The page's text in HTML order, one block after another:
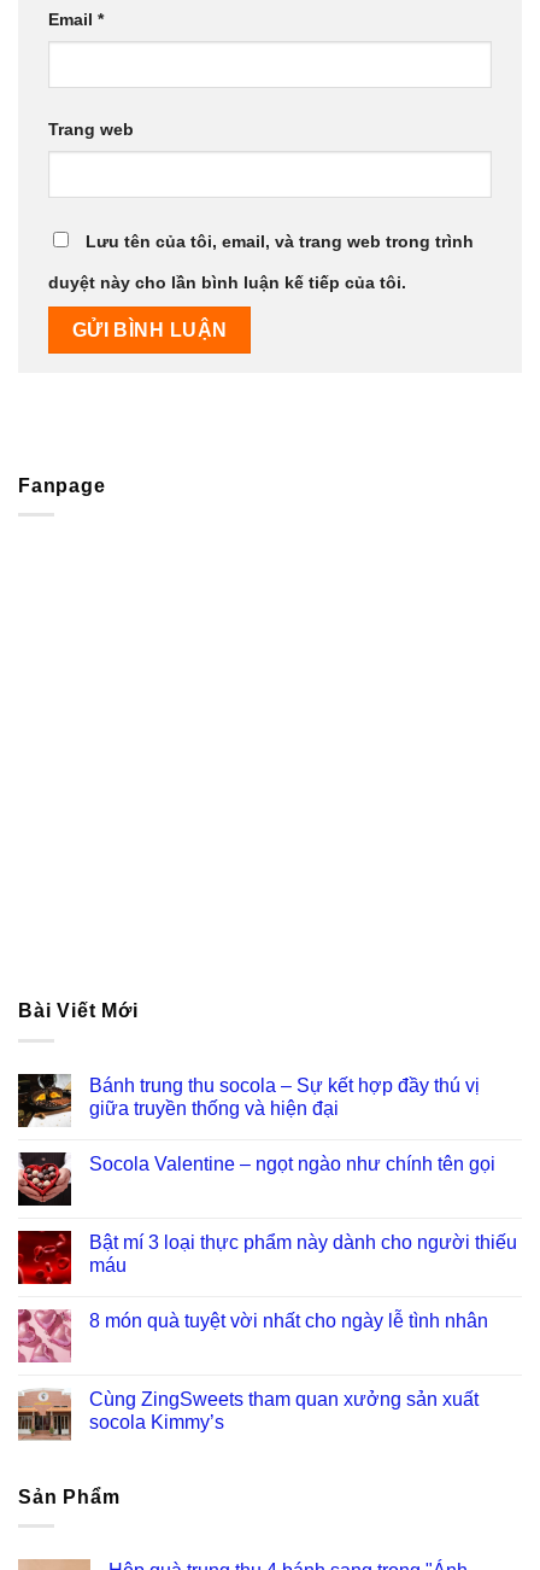
Email *
Trang web
Lưu tên của tôi, email, và trang web trong trình
duyệt này cho lần bình luận kế tiếp của tôi.
Fanpage
Bài Viết Mới
Bánh trung thu socola – Sự kết hợp đầy thú vị
giữa truyền thống và hiện đại
Socola Valentine – ngọt ngào như chính tên gọi
Bật mí 3 loại thực phẩm này dành cho người thiếu
máu
8 món quà tuyệt vời nhất cho ngày lễ tình nhân
Cùng ZingSweets tham quan xưởng sản xuất
socola Kimmy’s
Sản Phẩm